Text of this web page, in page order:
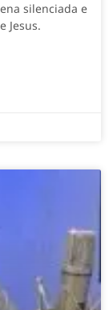
silenciada e
Jesus.